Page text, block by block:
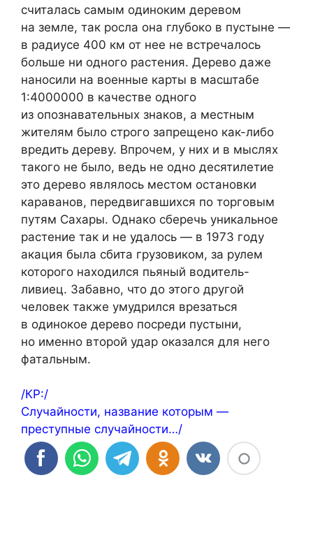
считалась самым одиноким деревом
на земле, так росла она глубоко в пустыне —
в радиусе 400 км от нее не встречалось
больше ни одного растения. Дерево даже
наносили на военные карты в масштабе
1:4000000 в качестве одного
из опознавательных знаков, а местным
жителям было строго запрещено как-либо
вредить дереву. Впрочем, у них и в мыслях
такого не было, ведь не одно десятилетие
это дерево являлось местом остановки
караванов, передвигавшихся по торговым
путям Сахары. Однако сберечь уникальное
растение так и не удалось — в 1973 году
акация была сбита грузовиком, за рулем
которого находился пьяный водитель-
ливиец. Забавно, что до этого другой
человек также умудрился врезаться
в одинокое дерево посреди пустыни,
но именно второй удар оказался для него
фатальным.
/КР:/
Случайности, название которым —
преступные случайности…/